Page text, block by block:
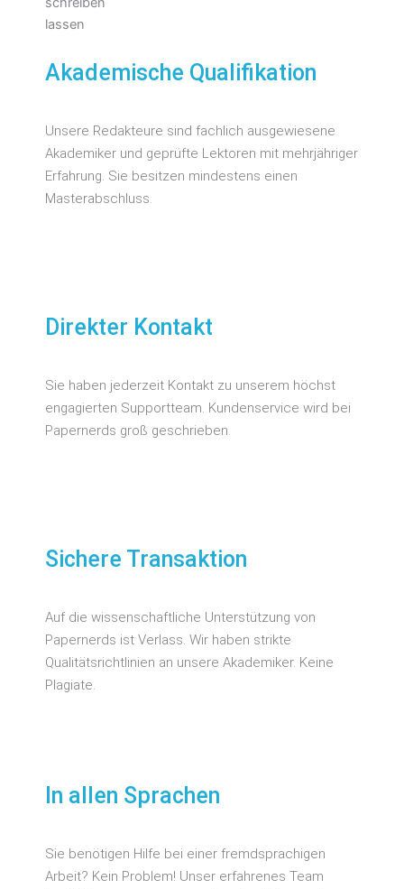
Akademische Qualifikation
Unsere Redakteure sind fachlich ausgewiesene
Akademiker und geprüfte Lektoren mit mehrjähriger
Erfahrung. Sie besitzen mindestens einen
Masterabschluss.
Direkter Kontakt
Sie haben jederzeit Kontakt zu unserem höchst
engagierten Supportteam. Kundenservice wird bei
Papernerds groß geschrieben.
Sichere Transaktion
Auf die wissenschaftliche Unterstützung von
Papernerds ist Verlass. Wir haben strikte
Qualitätsrichtlinien an unsere Akademiker. Keine
Plagiate.
In allen Sprachen
Sie benötigen Hilfe bei einer fremdsprachigen
Arbeit? Kein Problem! Unser erfahrenes Team